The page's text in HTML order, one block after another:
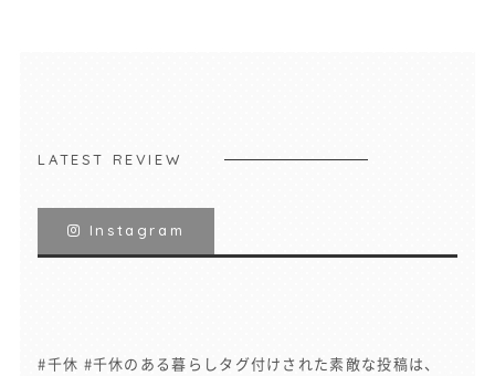
LATEST REVIEW
Instagram
#千休 #千休のある暮らしタグ付けされた素敵な投稿は、